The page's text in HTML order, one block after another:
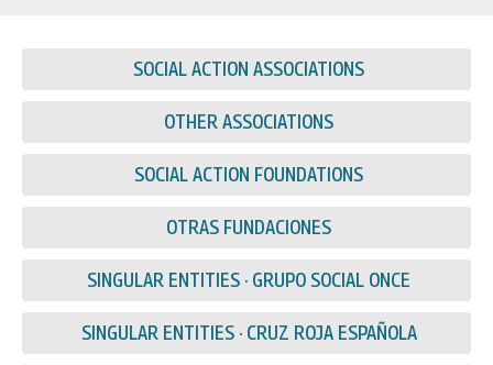
SOCIAL ACTION ASSOCIATIONS
OTHER ASSOCIATIONS
SOCIAL ACTION FOUNDATIONS
OTRAS FUNDACIONES
SINGULAR ENTITIES · GRUPO SOCIAL ONCE
SINGULAR ENTITIES · CRUZ ROJA ESPAÑOLA